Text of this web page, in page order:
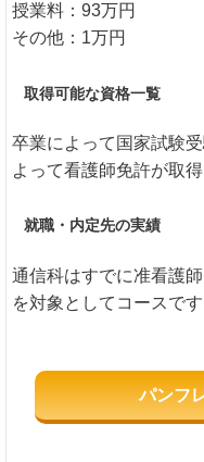
授業料：93万円
その他：1万円
取得可能な資格一覧
卒業によって国家試験
よって看護師免許が取得
就職・内定先の実績
通信科はすでに准看護
を対象としてコースです
パンフ